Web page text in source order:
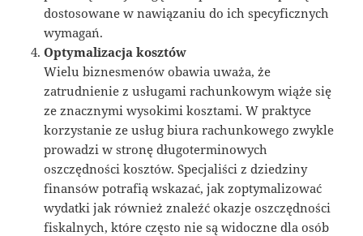
dostosowane w nawiązaniu do ich specyficznych
wymagań.
Optymalizacja kosztów
Wielu biznesmenów obawia uważa, że
zatrudnienie z usługami rachunkowym wiąże się
ze znacznymi wysokimi kosztami. W praktyce
korzystanie ze usług biura rachunkowego zwykle
prowadzi w stronę długoterminowych
oszczędności kosztów. Specjaliści z dziedziny
finansów potrafią wskazać, jak zoptymalizować
wydatki jak również znaleźć okazje oszczędności
fiskalnych, które często nie są widoczne dla osób